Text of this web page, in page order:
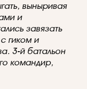
выныривая
и
завязать
гиком и
3-й батальон
командир,